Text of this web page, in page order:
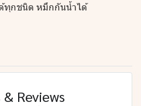
ทุกชนิด หมึกกันน้ำได้
Reviews